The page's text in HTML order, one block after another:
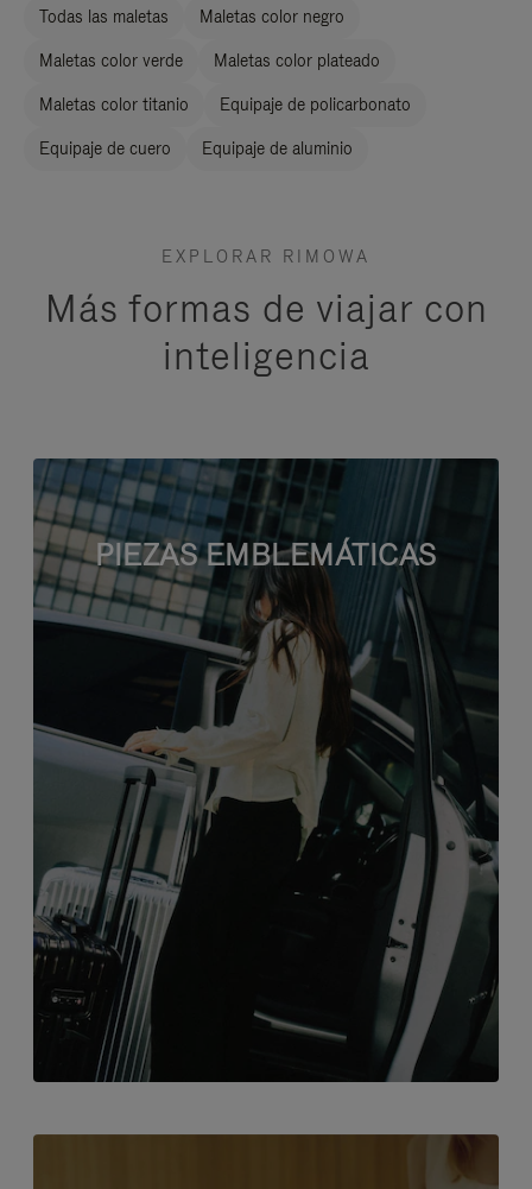
Todas las maletas Maletas color negro
Maletas color verde Maletas color plateado
Maletas color titanio Equipaje de policarbonato
Equipaje de cuero Equipaje de aluminio
EXPLORAR RIMOWA
Más formas de viajar con
inteligencia
PIEZAS EMBLEMÁTICAS